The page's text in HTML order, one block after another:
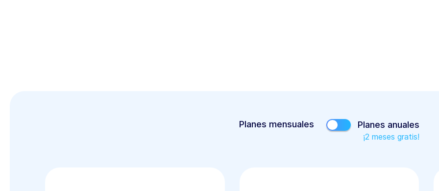
Planes mensuales Planes anuales
¡2 meses gratis!